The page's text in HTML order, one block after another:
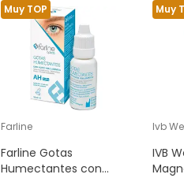
Muy TOP
Farline
Farline Gotas
Humectantes con
Muy
Ivb
IVB